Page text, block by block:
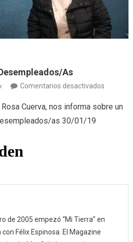
as
Comentarios desactivadosen
gratuito
Cuerva, nos informa sobre un
as 30/01/19
de 2005 empezó “Mi Tierra” en
con Félix Espinosa. El Magazine